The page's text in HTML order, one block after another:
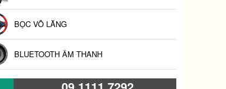
BỌC VÔ LĂNG
BLUETOOTH ÂM THANH